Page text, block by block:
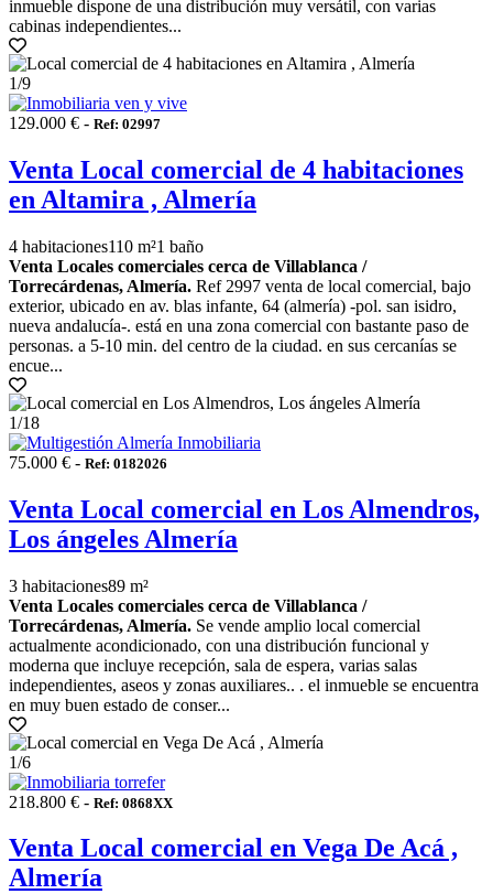
inmueble dispone de una distribución muy versátil, con varias
cabinas independientes...
1/9
129.000 € - Ref: 02997
Venta Local comercial de 4 habitaciones
en Altamira , Almería
4 habitaciones110 m²1 baño
Venta Locales comerciales cerca de Villablanca /
Torrecárdenas, Almería. Ref 2997 venta de local comercial, bajo
exterior, ubicado en av. blas infante, 64 (almería) -pol. san isidro,
nueva andalucía-. está en una zona comercial con bastante paso de
personas. a 5-10 min. del centro de la ciudad. en sus cercanías se
encue...
1/18
75.000 € - Ref: 0182026
Venta Local comercial en Los Almendros,
Los ángeles Almería
3 habitaciones89 m²
Venta Locales comerciales cerca de Villablanca /
Torrecárdenas, Almería. Se vende amplio local comercial
actualmente acondicionado, con una distribución funcional y
moderna que incluye recepción, sala de espera, varias salas
independientes, aseos y zonas auxiliares.. . el inmueble se encuentra
en muy buen estado de conser...
1/6
218.800 € - Ref: 0868XX
Venta Local comercial en Vega De Acá ,
Almería